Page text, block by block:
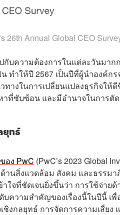
26th Annual Global CEO
กับความต้องการในแต่ละวันมา
ทำให้ปี 2567 เป็นปีที่ผู้นำองค์ก
ทางในการเปลี่ยนแปลงธุรกิจใ
ที่ซับซ้อน และมีอำนาจในการตั
ยุทธ์
อง PwC (PwC’s 2023 Global
นสิ่งแวดล้อม สังคม และธรรมา
ใจที่ชัดเจนยิ่งขึ้นว่า การใช้จ่าย
ความสำคัญของเรื่องนี้ในปีนี้ เ
งกลยุทธ์ การจัดการความเสี่ยง